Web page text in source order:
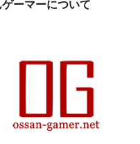
ーマーについて